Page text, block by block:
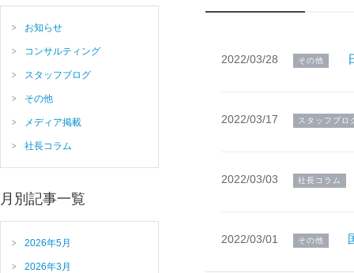
2022/03/28 その他
2022/03/17 スタッフブロ
2022/03/03 社長コラム
2022/03/01 その他
お知らせ
コンサルティング
スタッフブログ
その他
メディア掲載
社長コラム
月別記事一覧
2026年5月
2026年3月